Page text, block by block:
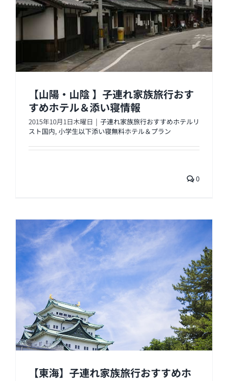
【山陽・山陰 】子連れ家族旅行おす
すめホテル＆添い寝情報
2015年10月1日木曜日 | 子連れ家族旅行おすすめホテルリ
スト国内, 小学生以下添い寝無料ホテル＆プラン
0
【東海】子連れ家族旅行おすすめホ